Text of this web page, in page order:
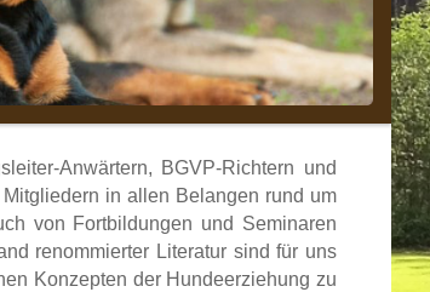
Anwärtern, BGVP-Richtern und
in allen Belangen rund um
von Fortbildungen und Seminaren
renommierter Literatur sind für uns
Konzepten der Hundeerziehung zu